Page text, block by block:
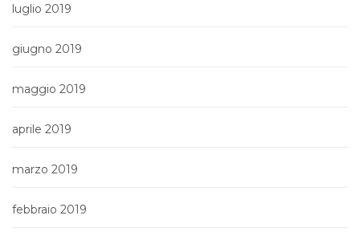
luglio 2019
giugno 2019
maggio 2019
aprile 2019
marzo 2019
febbraio 2019